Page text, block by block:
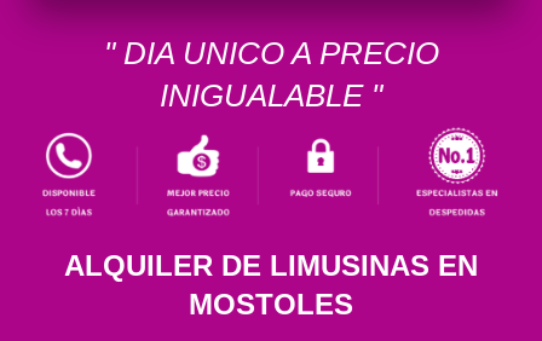
" DIA UNICO A PRECIO
INIGUALABLE "
ALQUILER DE LIMUSINAS EN
MOSTOLES